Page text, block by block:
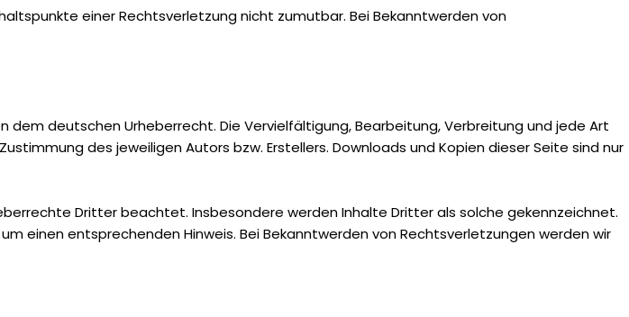
einer Rechtsverletzung nicht zumutbar. Bei Bekanntwerden von
deutschen Urheberrecht. Die Vervielfältigung, Bearbeitung, Verbreitung und jede Art
des jeweiligen Autors bzw. Erstellers. Downloads und Kopien dieser Seite sind nur
Dritter beachtet. Insbesondere werden Inhalte Dritter als solche gekennzeichnet.
einen entsprechenden Hinweis. Bei Bekanntwerden von Rechtsverletzungen werden wir